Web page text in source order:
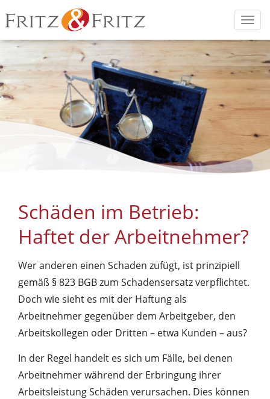
&
Fritz
Sachverständige
und
Versicherungsmakler
Hotels
und
Discos.
Schäden im Betrieb:
Haftet der Arbeitnehmer?
Wer anderen einen Schaden zufügt, ist prinzipiell
gemäß § 823 BGB zum Schadensersatz verpflichtet.
Doch wie sieht es mit der Haftung als
Arbeitnehmer gegenüber dem Arbeitgeber, den
Arbeitskollegen oder Dritten – etwa Kunden – aus?
In der Regel handelt es sich um Fälle, bei denen
Arbeitnehmer während der Erbringung ihrer
Arbeitsleistung Schäden verursachen. Dies können